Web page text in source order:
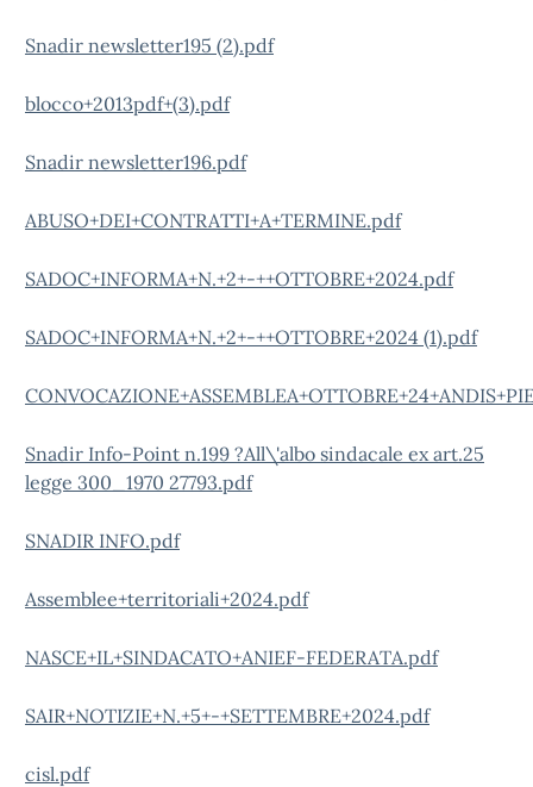
Snadir newsletter195 (2).pdf
blocco+2013pdf+(3).pdf
Snadir newsletter196.pdf
ABUSO+DEI+CONTRATTI+A+TERMINE.pdf
SADOC+INFORMA+N.+2+-++OTTOBRE+2024.pdf
SADOC+INFORMA+N.+2+-++OTTOBRE+2024 (1).pdf
Snadir Info-Point n.199 ?All\'albo sindacale ex art.25
legge 300_1970 27793.pdf
SNADIR INFO.pdf
Assemblee+territoriali+2024.pdf
NASCE+IL+SINDACATO+ANIEF-FEDERATA.pdf
SAIR+NOTIZIE+N.+5+-+SETTEMBRE+2024.pdf
cisl.pdf